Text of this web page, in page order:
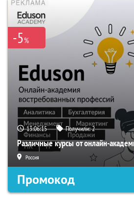
-5%
13:06:15 Получили:2
Различные курсы от онлайн-
Россия
Промокод